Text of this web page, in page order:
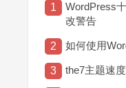
1
WordPress
改警告
2 如何使用
3 the7主题速